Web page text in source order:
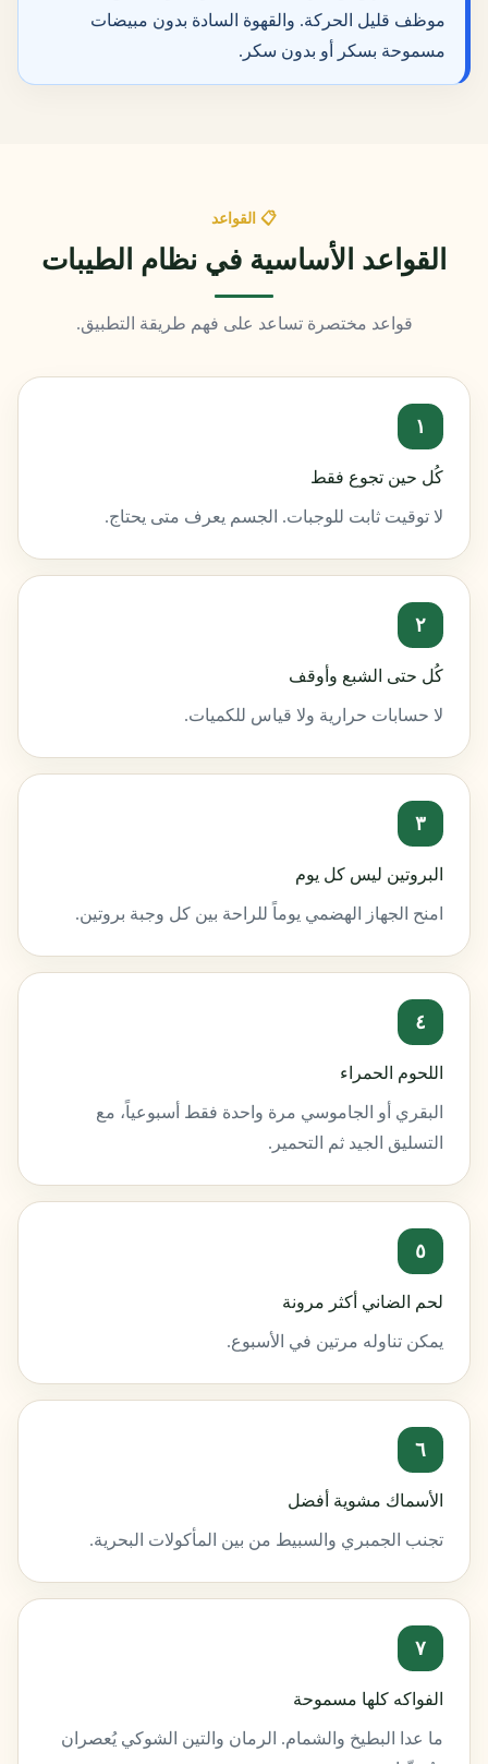
موظف قليل الحركة. والقهوة السادة بدون مبيضات
مسموحة بسكر أو بدون سكر.
📋 القواعد
القواعد الأساسية في نظام الطيبات
قواعد مختصرة تساعد على فهم طريقة التطبيق.
١
كُل حين تجوع فقط
لا توقيت ثابت للوجبات. الجسم يعرف متى يحتاج.
٢
كُل حتى الشبع وأوقف
لا حسابات حرارية ولا قياس للكميات.
٣
البروتين ليس كل يوم
امنح الجهاز الهضمي يوماً للراحة بين كل وجبة بروتين.
٤
اللحوم الحمراء
البقري أو الجاموسي مرة واحدة فقط أسبوعياً، مع
التسليق الجيد ثم التحمير.
٥
لحم الضاني أكثر مرونة
يمكن تناوله مرتين في الأسبوع.
٦
الأسماك مشوية أفضل
تجنب الجمبري والسبيط من بين المأكولات البحرية.
٧
الفواكه كلها مسموحة
ما عدا البطيخ والشمام. الرمان والتين الشوكي يُعصران